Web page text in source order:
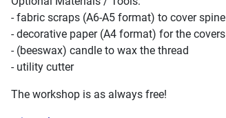
- fabric scraps (A6-A5 format) to cover spine
- decorative paper (A4 format) for the covers
- (beeswax) candle to wax the thread
- utility cutter
The workshop is as always free!